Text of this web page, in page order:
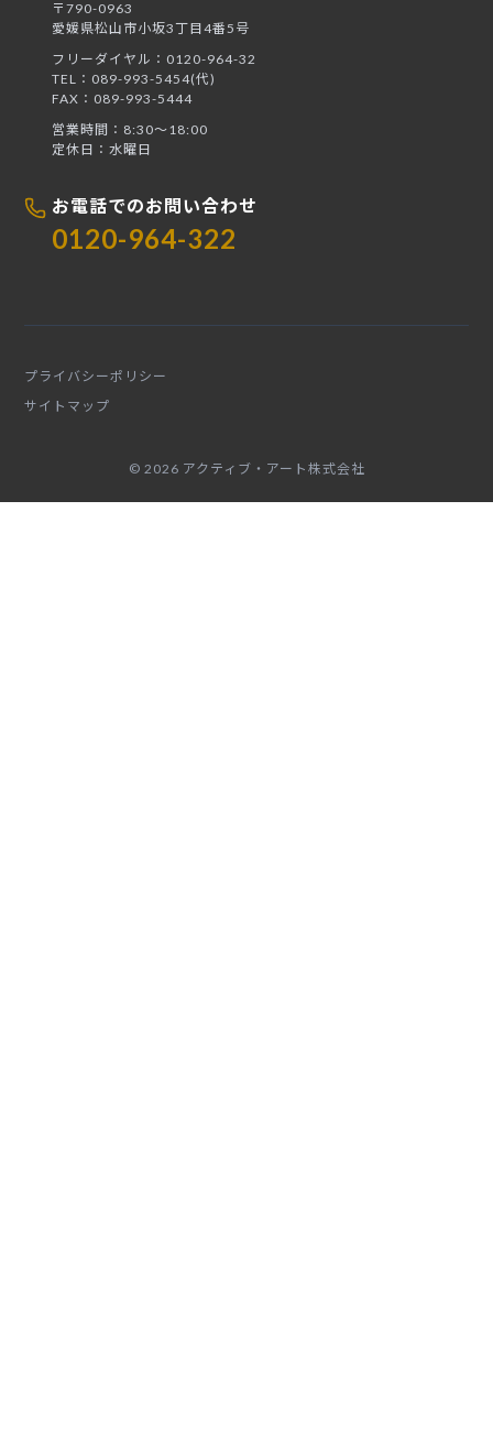
〒790-0963
愛媛県松山市小坂3丁目4番5号
フリーダイヤル：0120-964-32
TEL：089-993-5454(代)
FAX：089-993-5444
営業時間：8:30〜18:00
定休日：水曜日
お電話でのお問い合わせ
0120-964-322
プライバシーポリシー
サイトマップ
© 2026 アクティブ・アート株式会社